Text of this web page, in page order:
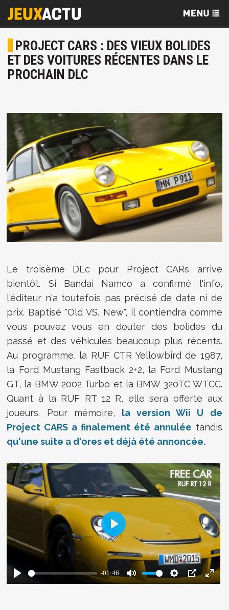
PROJECT CARS : DES VIEUX BOLIDES
ET DES VOITURES RÉCENTES DANS LE
PROCHAIN DLC
Le troisème DLc pour Project CARs arrive
bientôt. Si Bandai Namco a confirmé l'info,
l'éditeur n'a toutefois pas précisé de date ni de
prix. Baptisé "Old VS. New", il contiendra comme
vous pouvez vous en douter des bolides du
passé et des véhicules beaucoup plus récents.
Au programme, la RUF CTR Yellowbird de 1987,
la Ford Mustang Fastback 2+2, la Ford Mustang
GT, la BMW 2002 Turbo et la BMW 320TC WTCC.
Quant à la RUF RT 12 R, elle sera offerte aux
joueurs. Pour mémoire, la version Wii U de
Project CARS a finalement été annulée tandis
qu'une suite a d'ores et déjà été annoncée.